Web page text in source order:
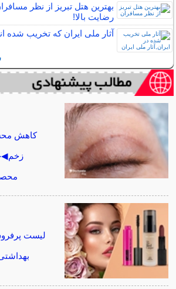
رضایت بالا!
آثار ملی ایران که تخریب شده
کاهش
لیست
بهداشتی با 50%